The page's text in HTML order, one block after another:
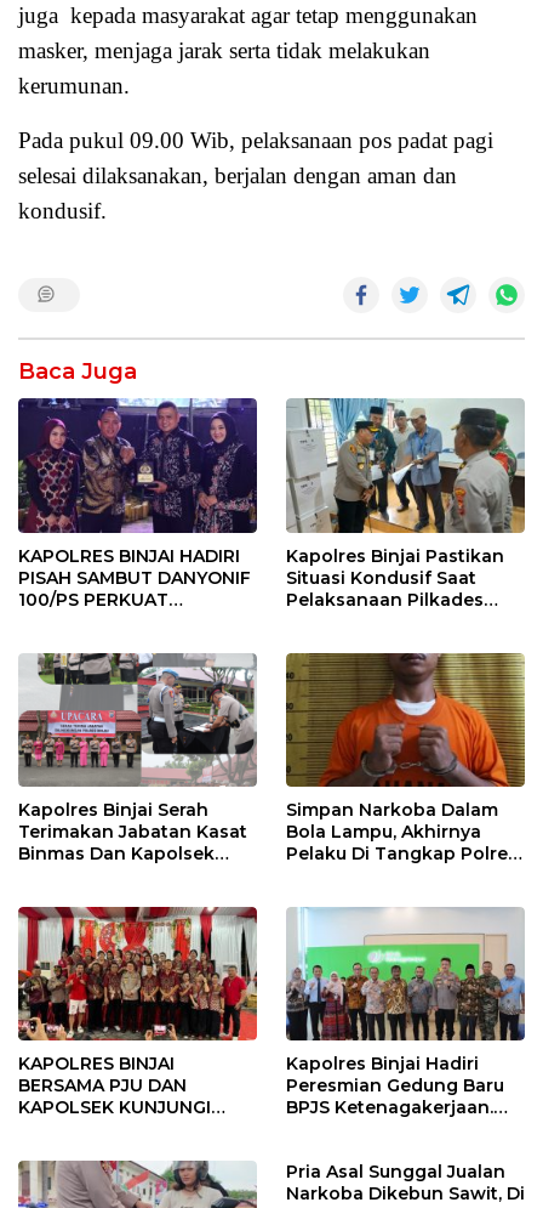
juga kepada masyarakat agar tetap menggunakan
masker, menjaga jarak serta tidak melakukan
kerumunan.
Pada pukul 09.00 Wib, pelaksanaan pos padat pagi
selesai dilaksanakan, berjalan dengan aman dan
kondusif.
Baca Juga
KAPOLRES BINJAI HADIRI
PISAH SAMBUT DANYONIF
100/PS PERKUAT
Kapolres Binjai Pastikan
Situasi Kondusif Saat
Pelaksanaan Pilkades
Kapolres Binjai Serah
Terimakan Jabatan Kasat
Binmas Dan Kapolsek
Simpan Narkoba Dalam
Bola Lampu, Akhirnya
Pelaku Di Tangkap Polres
KAPOLRES BINJAI
BERSAMA PJU DAN
KAPOLSEK KUNJUNGI
Kapolres Binjai Hadiri
Peresmian Gedung Baru
BPJS Ketenagakerjaan.
Pria Asal Sunggal Jualan
Narkoba Dikebun Sawit, Di